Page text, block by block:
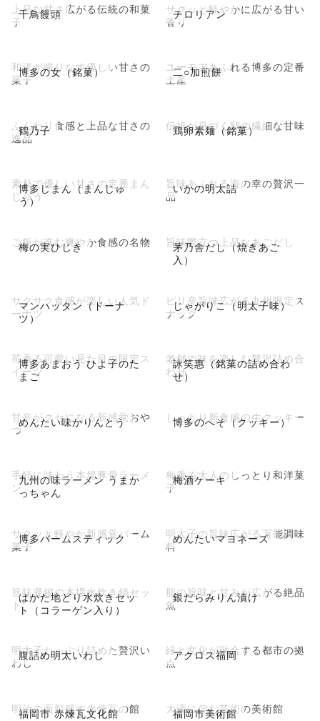
千鳥饅頭
上品な甘さ広がる伝統の和菓
子
チロリアン
サクッと軽やかに広がる甘い
香り
博多の女（銘菓）
和洋が織りなす優しい甘さの
菓子
二○加煎餅
ユーモアあふれる博多の定番
土産
鶴乃子
ふんわり食感と上品な甘さの
逸品
鶏卵素麺（銘菓）
伝統が息づく卵の繊細な甘味
博多じまん（まんじゅ
う）
素朴で優しい甘さの定番まん
じゅう
いかの明太詰
旨味あふれる海の幸の贅沢一
品
梅の実ひじき
ご飯が進む爽やか食感の名物
茅乃舎だし（焼きあご
入）
旨味際立つ上品なあごだし
マンハッタン（ドーナ
ツ）
サクサク食感が楽しい人気ド
ーナツ
じゃがりこ（明太子味）
ピリ辛旨味広がる九州限定ス
ナック
博多あまおう ひよ子のた
まご
苺香る可愛い見た目の限定ス
イーツ
詠笑惠（銘菓の詰め合わ
せ）
老舗の味を楽しむ贅沢詰め合
わせ
めんたい味かりんとう
甘辛がクセになる新感覚おや
つ
博多のへそ（クッキー）
しっとり新食感の生クッキー
九州の味ラーメン うまか
っちゃん
手軽に味わう本場豚骨ラーメ
ン
梅酒ケーキ
梅香る大人のしっとり和洋菓
子
博多バームスティック
サクッと軽やか新感覚バーム
菓子
めんたいマヨネーズ
明太子の旨味広がる万能調味
料
はかた地どり水炊きセッ
ト（コラーゲン入り）
旨味凝縮の本場水炊き鍋セッ
ト
銀だらみりん漬け
脂の旨味と甘みが広がる絶品
魚
腹詰め明太いわし
明太子たっぷり詰めた贅沢い
わし
アクロス福岡
緑と文化が融合する都市の拠
点
福岡市 赤煉瓦文化館
明治の面影残す赤煉瓦の館 福岡市美術館
大濠に佇む芸術の美術館